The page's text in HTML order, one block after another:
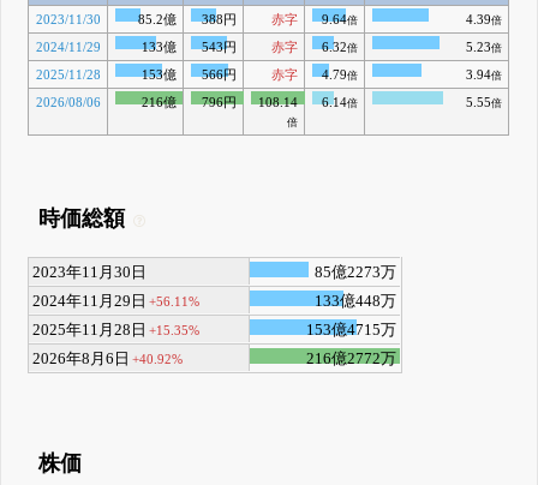
2023/11/30
85.2億 388円 赤字 9.64倍 4.39倍
2024/11/29 133億 543円 赤字 6.32倍 5.23倍
2025/11/28 153億 566円 赤字 4.79倍 3.94倍
2026/08/06 216億 796円 108.14
倍
6.14倍 5.55倍
時価総額
2023年11月30日
85億2273万
2024年11月29日 +56.11%
133億448万
2025年11月28日 +15.35%
153億4715万
2026年8月6日 +40.92% 216億2772万
株価